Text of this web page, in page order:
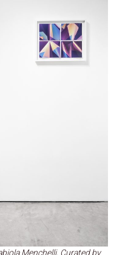
Menchelli, Curated by